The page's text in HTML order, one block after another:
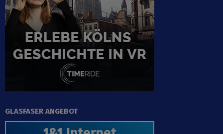
GLASFASER ANGEBOT